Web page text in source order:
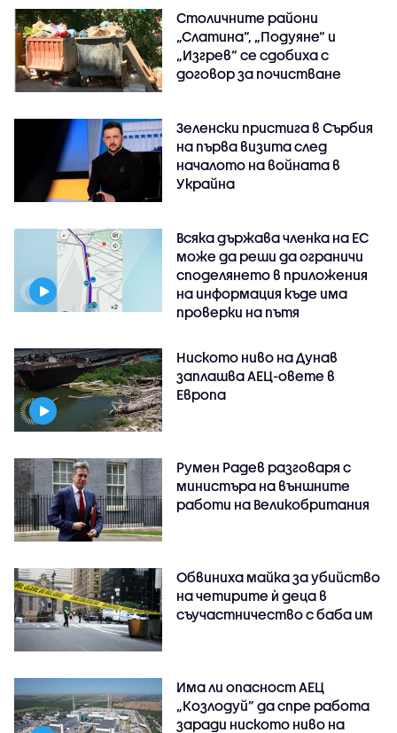
Столичните райони
„Слатина“, „Подуяне“ и
„Изгрев“ се сдобиха с
договор за почистване
Зеленски пристига в Сърбия
на първа визита след
началото на войната в
Украйна
Всяка държава членка на ЕС
може да реши да ограничи
споделянето в приложения
на информация къде има
проверки на пътя
Ниското ниво на Дунав
заплашва АЕЦ-овете в
Европа
Румен Радев разговаря с
министъра на външните
работи на Великобритания
Обвиниха майка за убийство
на четирите ѝ деца в
съучастничество с баба им
Има ли опасност АЕЦ
„Козлодуй” да спре работа
заради ниското ниво на